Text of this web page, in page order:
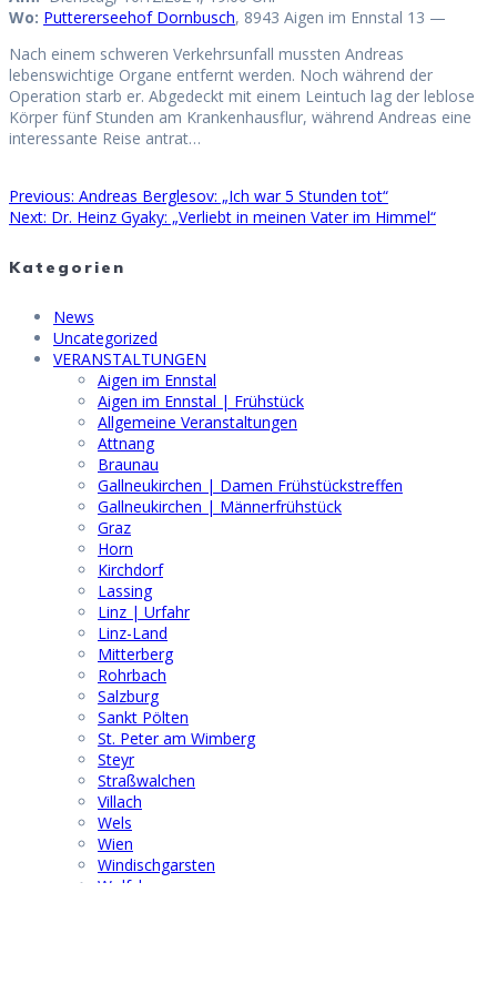
Wo: Puttererseehof Dornbusch, 8943 Aigen im Ennstal 13 —
Nach einem schweren Verkehrsunfall mussten Andreas
lebenswichtige Organe entfernt werden. Noch während der
Operation starb er. Abgedeckt mit einem Leintuch lag der leblose
Körper fünf Stunden am Krankenhausflur, während Andreas eine
interessante Reise antrat…
Beitragsnavigation
Previous: Previous
post:
Andreas Berglesov: „Ich war 5 Stunden tot“
Next: Next
Dr. Heinz Gyaky: „Verliebt in meinen Vater im Himmel“
Kategorien
News
Uncategorized
VERANSTALTUNGEN
Aigen im Ennstal
Aigen im Ennstal | Frühstück
Allgemeine Veranstaltungen
Attnang
Braunau
Gallneukirchen | Damen Frühstückstreffen
Gallneukirchen | Männerfrühstück
Graz
Horn
Kirchdorf
Lassing
Linz | Urfahr
Linz-Land
Mitterberg
Rohrbach
Salzburg
Sankt Pölten
St. Peter am Wimberg
Steyr
Straßwalchen
Villach
Wels
Wien
Windischgarsten
Wolfsberg